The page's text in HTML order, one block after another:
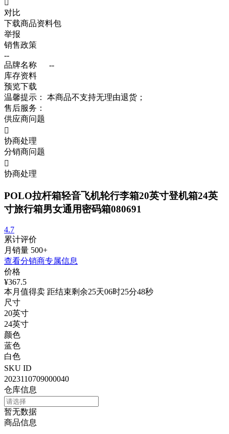
对比
下载商品资料包
举报
销售政策
--
品牌名称
--
库存资料
预览下载
温馨提示：
本商品不支持无理由退货；
售后服务：
供应商问题

协商处理
分销商问题

协商处理
POLO拉杆箱轻音飞机轮行李箱20英寸登机箱24英
寸旅行箱男女通用密码箱080691
4.7
累计评价
月销量 500+
查看分销商专属信息
价格
¥367.5
本月值得卖 距结束剩余25天06时25分48秒
尺寸
20英寸
24英寸
颜色
蓝色
白色
SKU ID
2023110709000040
仓库信息
暂无数据
商品信息